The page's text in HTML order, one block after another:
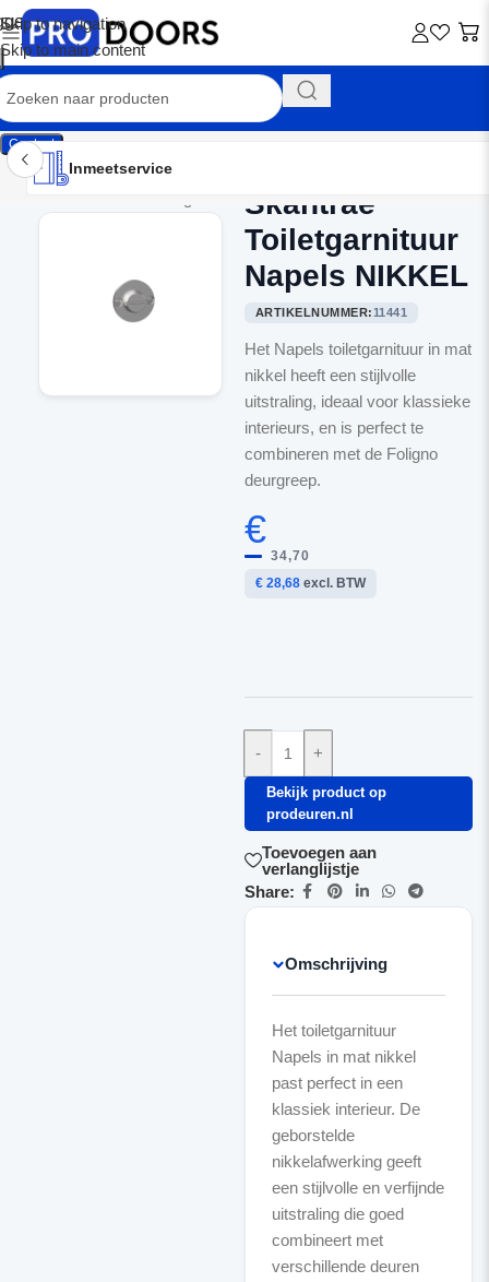
Skip to navigation
Skip to main content
Contact
Inmeetservice
Montageservice
Advies op maat
Showroom
Inmeetservice
Skantrae
Toiletgarnituur
Napels NIKKEL
ARTIKELNUMMER:11441
Het Napels toiletgarnituur in mat
nikkel heeft een stijlvolle
uitstraling, ideaal voor klassieke
interieurs, en is perfect te
combineren met de Foligno
deurgreep.
€
34,70
€ 28,68excl. BTW
- +
Bekijk product op
prodeuren.nl
Toevoegen aan
verlanglijstje
Share:
Omschrijving
Het toiletgarnituur
Napels in mat nikkel
past perfect in een
klassiek interieur. De
geborstelde
nikkelafwerking geeft
een stijlvolle en verfijnde
uitstraling die goed
combineert met
verschillende deuren